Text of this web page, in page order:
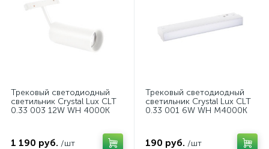
Трековый светодиодный
светильник Crystal Lux CLT
0.33 003 12W WH 4000K
1 190 руб. /шт
Трековый светодиодный
светильник Crystal Lux CLT
0.33 001 6W WH M4000K
190 руб. /шт